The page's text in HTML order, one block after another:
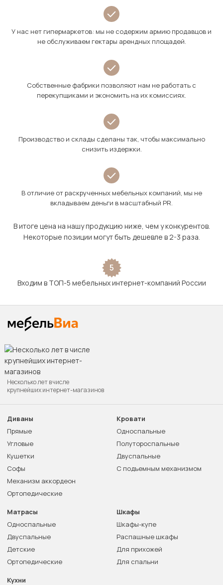
У нас нет гипермаркетов: мы не содержим армию продавцов и
не обслуживаем гектары арендных площадей.
Собственные фабрики позволяют нам не работать с
перекупщиками и экономить на их комиссиях.
Производство и склады сделаны так, чтобы максимально
снизить издержки.
В отличие от раскрученных мебельных компаний, мы не
вкладываем деньги в масштабный PR.
В итоге цена на нашу продукцию ниже, чем у конкурентов.
Некоторые позиции могут быть дешевле в 2-3 раза.
5
Входим в ТОП-5 мебельных интернет-компаний России
Несколько лет в числе
крупнейших интернет-магазинов
Диваны
Прямые
Угловые
Кушетки
Софы
Механизм аккордеон
Ортопедические
Кровати
Односпальные
Полутороспальные
Двуспальные
С подъемным механизмом
Матрасы
Односпальные
Двуспальные
Детские
Ортопедические
Шкафы
Шкафы-купе
Распашные шкафы
Для прихожей
Для спальни
Кухни